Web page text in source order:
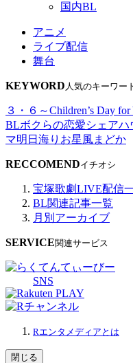
国内BL
アニメ
ライブ配信
舞台
KEYWORD 人気のキーワー
３・６～Children’s Day for
BLボクらの恋愛シェアハ
マ明日海りお星風まどか
RECCOMENDイチオシ
宝塚歌劇LIVE配信
BL関連記事一覧
月別アーカイブ
SERVICE関連サービス
SNS
Rエンタメディアとは
閉じる